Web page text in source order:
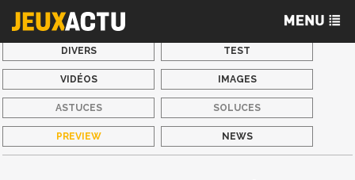
DIVERS TEST
VIDÉOS IMAGES
ASTUCES SOLUCES
PREVIEW NEWS